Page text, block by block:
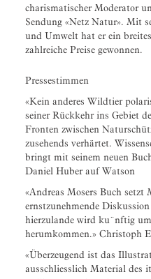
charismatischer Moderator
Sendung «Netz Natur». Mit
und Umwelt hat er ein
zahlreiche Preise gewonnen.
Pressestimmen
«Kein anderes Wildtier
seiner Rückkehr ins Gebiet
Fronten zwischen
zusehends verhärtet.
bringt mit seinem neuen
Daniel Huber auf Watson
«Andreas Mosers Buch setzt
ernstzunehmende
hierzulande wird ku¨nftig
herumkommen.» Christoph
«Überzeugend ist das
ausschliesslich Material des